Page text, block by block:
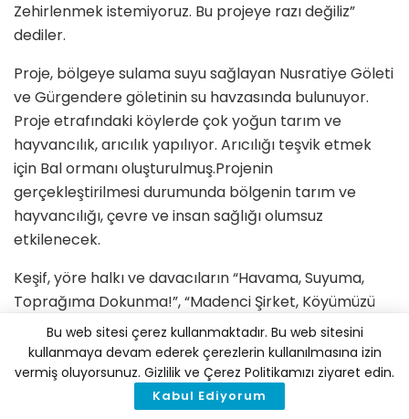
Zehirlenmek istemiyoruz. Bu projeye razı değiliz”
dediler.
Proje, bölgeye sulama suyu sağlayan Nusratiye Göleti
ve Gürgendere göletinin su havzasında bulunuyor.
Proje etrafındaki köylerde çok yoğun tarım ve
hayvancılık, arıcılık yapılıyor. Arıcılığı teşvik etmek
için Bal ormanı oluşturulmuş.Projenin
gerçekleştirilmesi durumunda bölgenin tarım ve
hayvancılığı, çevre ve insan sağlığı olumsuz
etkilenecek.
Keşif, yöre halkı ve davacıların “Havama, Suyuma,
Toprağıma Dokunma!”, “Madenci Şirket, Köyümüzü
Terket!” sloganları ile son buldu.
Çanakkale’nin Lapseki İlçesi’nde Çataltepe Köyü’nde
Marmotek Madencilik tarafından işletilen kurşun,
çinko, bakır madeni projesine “Kapasite Artışı,
Bu web sitesi çerez kullanmaktadır. Bu web sitesini
kullanmaya devam ederek çerezlerin kullanılmasına izin
vermiş oluyorsunuz. Gizlilik ve Çerez Politikamızı ziyaret edin.
Kabul Ediyorum